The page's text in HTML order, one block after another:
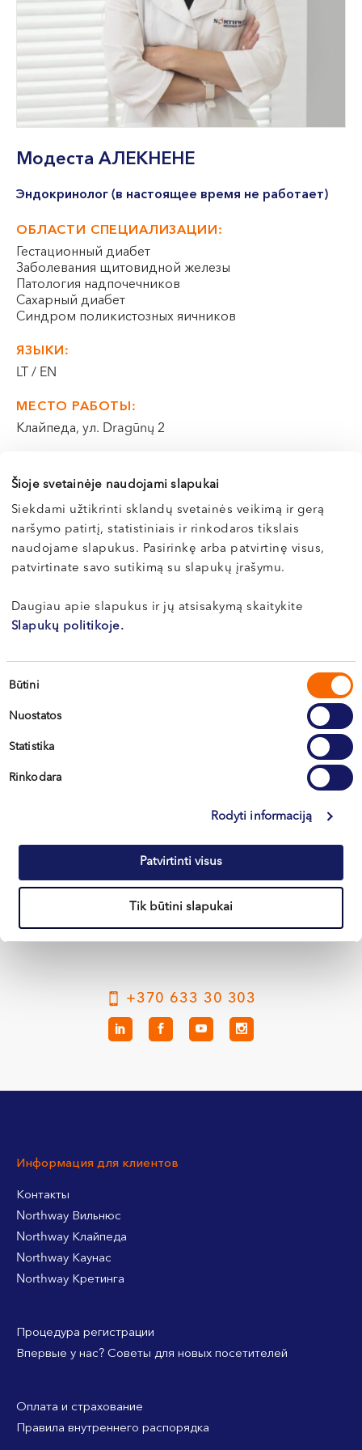
Šioje svetainėje naudojami slapukai
Siekdami užtikrinti sklandų svetainės veikimą ir gerą
naršymo patirtį, statistiniais ir rinkodaros tikslais
naudojame slapukus. Pasirinkę arba patvirtinę visus,
patvirtinate savo sutikimą su slapukų įrašymu.
Daugiau apie slapukus ir jų atsisakymą skaitykite
Slapukų politikoje.
Sutikimo
Būtini
Nuostatos
Statistika
Rinkodara
Rodyti informaciją
Patvirtinti visus
Tik būtini slapukai
VII --
Клайпеда
ул. Dragūnų 2
Часы работы:
I-V 08:00 - 20:00
VI, VII --
ул. Naujoji Uosto 9
I-V 08:00 - 20:00
VI 09:00 - 15:00
VII --
Кретинга
ул. J. Basanavičiaus 80
I-V 08:00 - 20:00
VI, VII --
Модеста АЛЕКНЕНЕ
Эндокринолог (в настоящее время не работает)
ОБЛАСТИ СПЕЦИАЛИЗАЦИИ:
Гестационный диабет
Заболевания щитовидной железы
Патология надпочечников
Сахарный диабет
Синдром поликистозных яичников
ЯЗЫКИ:
LT / EN
МЕСТО РАБОТЫ:
Клайпеда, ул. Dragūnų 2
Запись к этому врачу возможна только по
телефону
Кретинга
+370 633 30 303
Информация для клиентов
Контакты
Northway Вильнюс
Northway Клайпеда
Northway Каунас
Northway Кретинга
Процедура регистрации
Впервые у нас? Советы для новых посетителей
Оплата и страхование
Правила внутреннего распорядка